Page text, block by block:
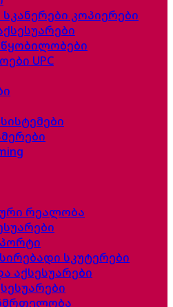
კოპიერები
UPC
რეალობა
სკუტერები
აქსესუარები